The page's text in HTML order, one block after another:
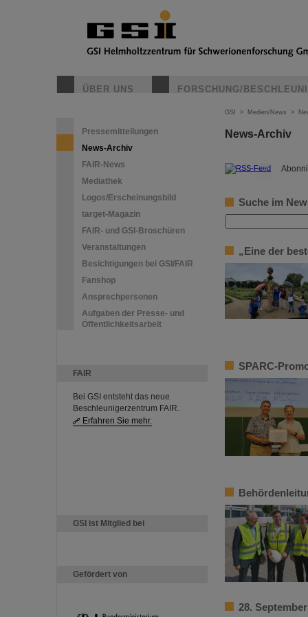
ÜBER UNS FORSCHUNG/
Pressemitteilungen
News-Archiv
FAIR-News
Mediathek
Logos/Erscheinungsbild
target-Magazin
FAIR- und GSI-Broschüren
Veranstaltungen
Besichtigungen bei GSI/FAIR
Fanshop
Ansprechpersonen
Aufgaben der Presse- und
Öffentlichkeitsarbeit
FAIR
Bei GSI entsteht das neue
Beschleunigerzentrum FAIR.
Erfahren Sie mehr.
GSI ist Mitglied bei
Gefördert von
GSI > Medien/News >
News-Archiv
©
Suche im
„Eine der
SPARC-
28.